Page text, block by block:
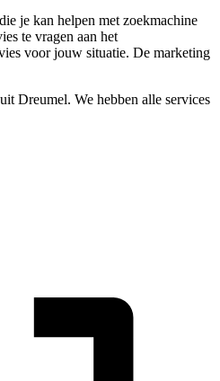
je kan helpen met zoekmachine
te vragen aan het
voor jouw situatie. De marketing
Dreumel. We hebben alle services